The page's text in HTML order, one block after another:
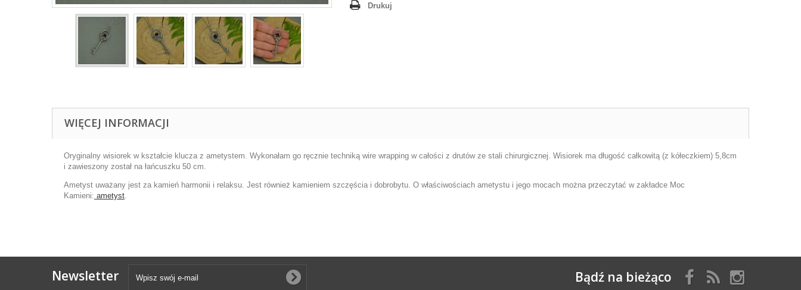
Drukuj
WIĘCEJ INFORMACJI
Oryginalny wisiorek w kształcie klucza z ametystem. Wykonałam go ręcznie techniką wire wrapping w całości z drutów ze stali chirurgicznej. Wisiorek ma długość całkowitą (z kółeczkiem) 5,8cm
i zawieszony został na łańcuszku 50 cm.
Ametyst uważany jest za kamień harmonii i relaksu. Jest również kamieniem szczęścia i dobrobytu. O właściwościach ametystu i jego mocach można przeczytać w zakładce Moc
Kamieni: ametyst
Newsletter Bądź na bieżąco